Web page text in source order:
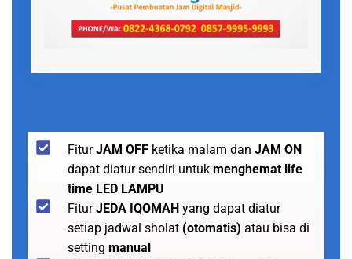
FiturJAM OFF ketika malam dan JAM ON
dapat diatur sendiri untuk menghemat life
time LED LAMPU
FiturJEDA IQOMAH yang dapat diatur
setiap jadwal sholat (otomatis) atau bisa di
setting manual